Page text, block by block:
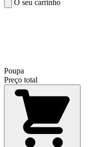
O seu carrinho
Poupa
Preço total